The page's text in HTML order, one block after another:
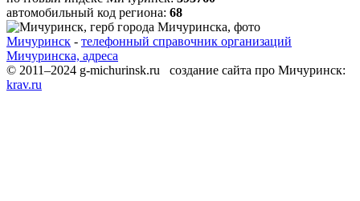
автомобильный код региона: 68
Мичуринск - телефонный справочник организаций
Мичуринска, адреса
© 2011–2024 g-michurinsk.ru создание сайта про Мичуринск:
krav.ru